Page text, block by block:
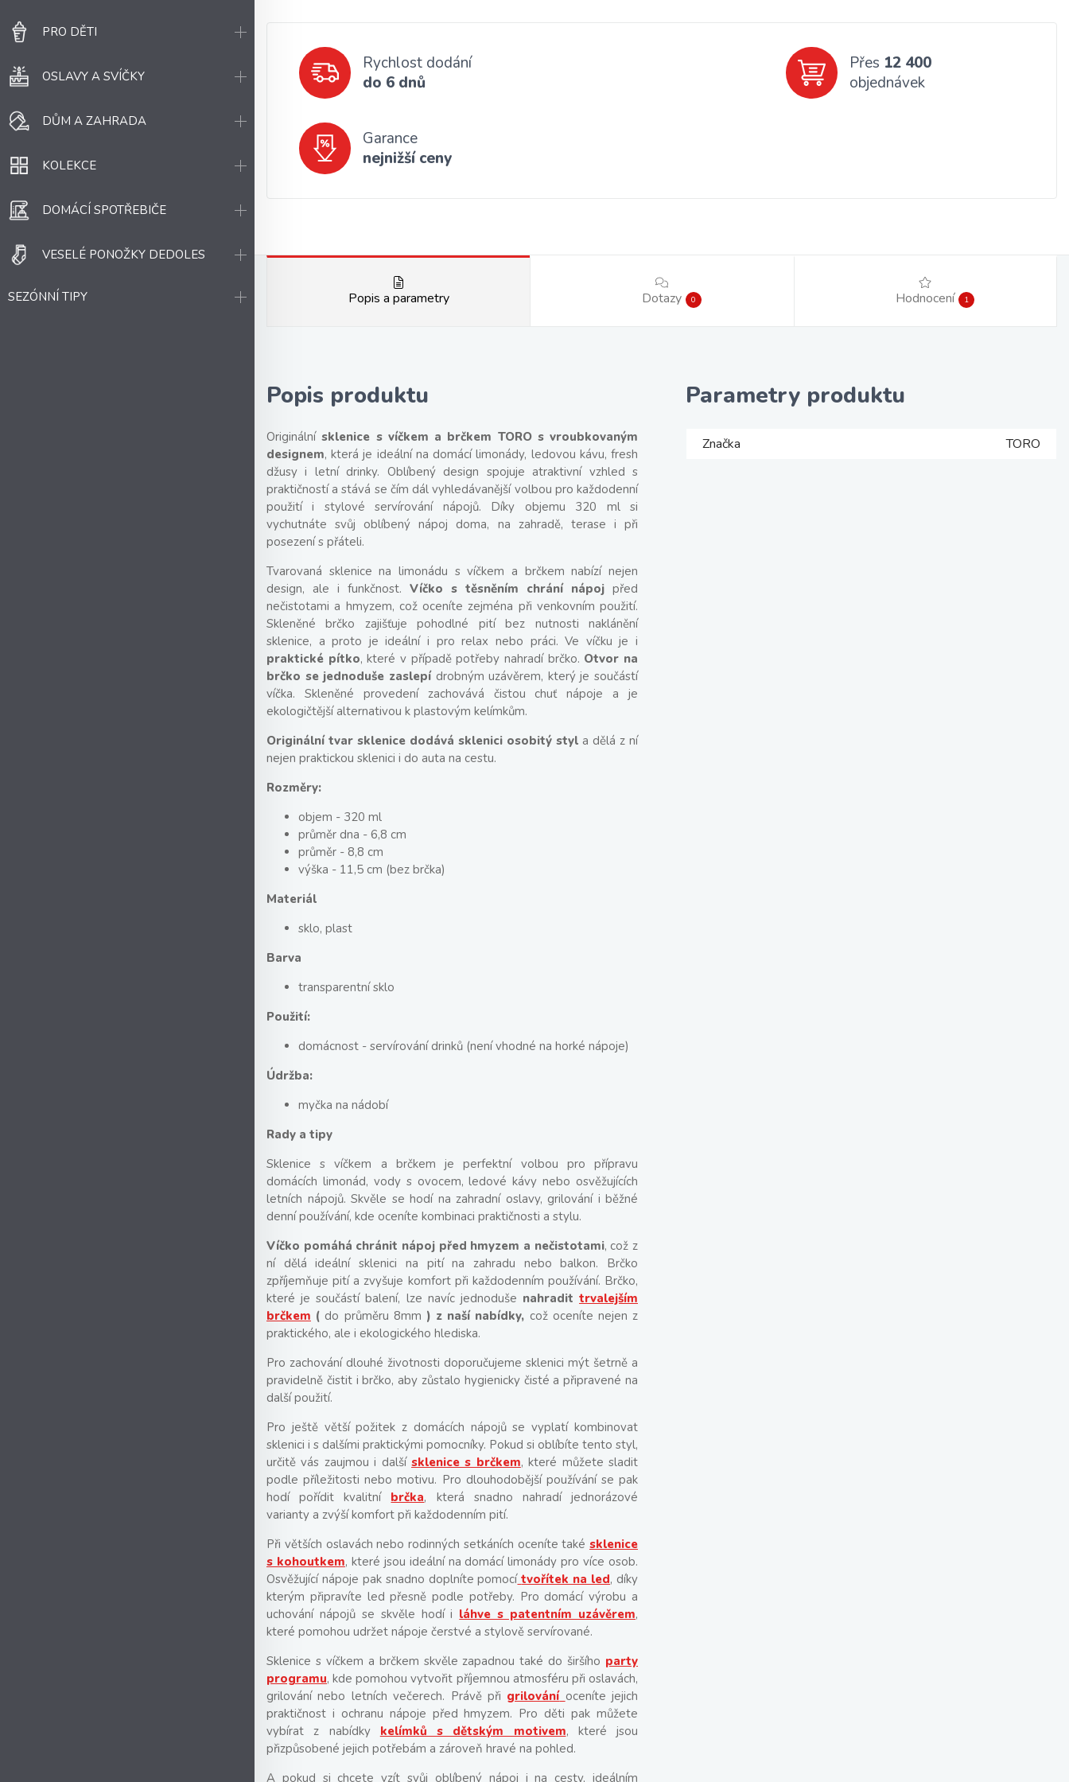
PRO DĚTI
OSLAVY A SVÍČKY
DŮM A ZAHRADA
KOLEKCE
DOMÁCÍ SPOTŘEBIČE
VESELÉ PONOŽKY DEDOLES
SEZÓNNÍ TIPY
Rychlost dodání
do 6 dnů
Přes 12 400
objednávek
Garance
nejnižší ceny
Popis a parametry Dotazy 0 Hodnocení 1
Popis produktu
Originální sklenice s víčkem a brčkem TORO s vroubkovaným
designem, která je ideální na domácí limonády, ledovou kávu, fresh
džusy i letní drinky. Oblíbený design spojuje atraktivní vzhled s
praktičností a stává se čím dál vyhledávanější volbou pro každodenní
použití i stylové servírování nápojů. Díky objemu 320 ml si
vychutnáte svůj oblíbený nápoj doma, na zahradě, terase i při
posezení s přáteli.
Tvarovaná sklenice na limonádu s víčkem a brčkem nabízí nejen
design, ale i funkčnost. Víčko s těsněním chrání nápoj před
nečistotami a hmyzem, což oceníte zejména při venkovním použití.
Skleněné brčko zajišťuje pohodlné pití bez nutnosti naklánění
sklenice, a proto je ideální i pro relax nebo práci. Ve víčku je i
praktické pítko, které v případě potřeby nahradí brčko. Otvor na
brčko se jednoduše zaslepídrobným uzávěrem, který je součástí
víčka. Skleněné provedení zachovává čistou chuť nápoje a je
ekologičtější alternativou k plastovým kelímkům.
Originální tvar sklenice dodává sklenici osobitý styl a dělá z ní
nejen praktickou sklenici i do auta na cestu.
Rozměry:
objem - 320 ml
průměr dna - 6,8 cm
průměr - 8,8 cm
výška - 11,5 cm (bez brčka)
Materiál
sklo, plast
Barva
transparentní sklo
Použití:
domácnost - servírování drinků (není vhodné na horké nápoje)
Údržba:
myčka na nádobí
Rady a tipy
Sklenice s víčkem a brčkem je perfektní volbou pro přípravu
domácích limonád, vody s ovocem, ledové kávy nebo osvěžujících
letních nápojů. Skvěle se hodí na zahradní oslavy, grilování i běžné
denní používání, kde oceníte kombinaci praktičnosti a stylu.
Víčko pomáhá chránit nápoj před hmyzem a nečistotami, což z
ní dělá ideální sklenici na pití na zahradu nebo balkon. Brčko
zpříjemňuje pití a zvyšuje komfort při každodenním používání. Brčko,
které je součástí balení, lze navíc jednoduše nahradit trvalejším
brčkem ( do průměru 8mm ) z naší nabídky, což oceníte nejen z
praktického, ale i ekologického hlediska.
Pro zachování dlouhé životnosti doporučujeme sklenici mýt šetrně a
pravidelně čistit i brčko, aby zůstalo hygienicky čisté a připravené na
další použití.
Pro ještě větší požitek z domácích nápojů se vyplatí kombinovat
sklenici i s dalšími praktickými pomocníky. Pokud si oblíbíte tento styl,
určitě vás zaujmou i další sklenice s brčkem, které můžete sladit
podle příležitosti nebo motivu. Pro dlouhodobější používání se pak
hodí pořídit kvalitní
brčka, která snadno nahradí jednorázové
varianty a zvýší komfort při každodenním pití.
Při větších oslavách nebo rodinných setkáních oceníte také sklenice
s kohoutkem, které jsou ideální na domácí limonády pro více osob.
Osvěžující nápoje pak snadno doplníte pomocí tvořítek na led, díky
kterým připravíte led přesně podle potřeby. Pro domácí výrobu a
uchování nápojů se skvěle hodí i láhve s patentním uzávěrem,
které pomohou udržet nápoje čerstvé a stylově servírované.
Sklenice s víčkem a brčkem skvěle zapadnou také do širšího party
programu, kde pomohou vytvořit příjemnou atmosféru při oslavách,
grilování nebo letních večerech. Právě při grilování oceníte jejich
praktičnost i ochranu nápoje před hmyzem. Pro děti pak můžete
vybírat z nabídky
kelímků s dětským motivem, které jsou
přizpůsobené jejich potřebám a zároveň hravé na pohled.
A pokud si chcete vzít svůj oblíbený nápoj i na cesty, ideálním
Parametry produktu
Značka TORO